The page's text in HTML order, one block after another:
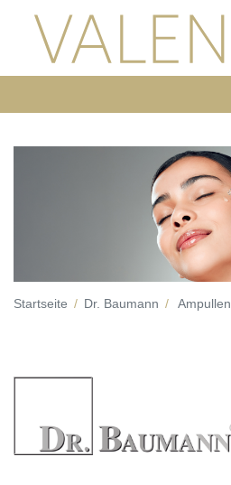
Startseite Dr. Baumann Ampullen